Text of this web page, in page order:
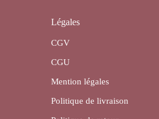
Légales
CGV
CGU
Mention légales
Politique de livraison